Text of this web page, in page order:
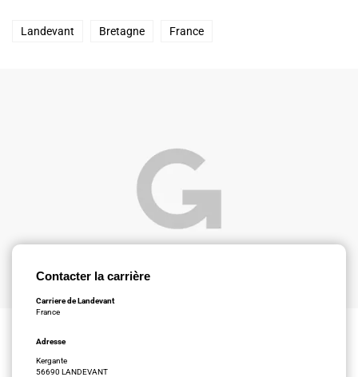
Landevant Bretagne France
Contacter la carrière
Carriere de Landevant
France
Adresse
Kergante
56690 LANDEVANT